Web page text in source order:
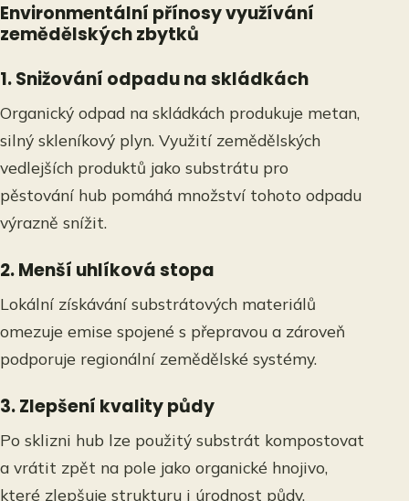
Environmentální přínosy využívání
zemědělských zbytků
1. Snižování odpadu na skládkách
Organický odpad na skládkách produkuje metan,
silný skleníkový plyn. Využití zemědělských
vedlejších produktů jako substrátu pro
pěstování hub pomáhá množství tohoto odpadu
výrazně snížit.
2. Menší uhlíková stopa
Lokální získávání substrátových materiálů
omezuje emise spojené s přepravou a zároveň
podporuje regionální zemědělské systémy.
3. Zlepšení kvality půdy
Po sklizni hub lze použitý substrát kompostovat
a vrátit zpět na pole jako organické hnojivo,
které zlepšuje strukturu i úrodnost půdy.